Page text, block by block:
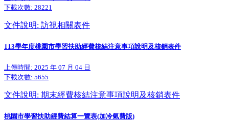
下載次數: 28221
文件說明: 訪視相關表件
113學年度桃園市學習扶助經費核結注意事項說明及核銷表件
上傳時間: 2025 年 07 月 04 日
下載次數: 5655
文件說明: 期末經費核結注意事項說明及核銷表件
桃園市學習扶助經費結算一覽表(加冷氣費版)